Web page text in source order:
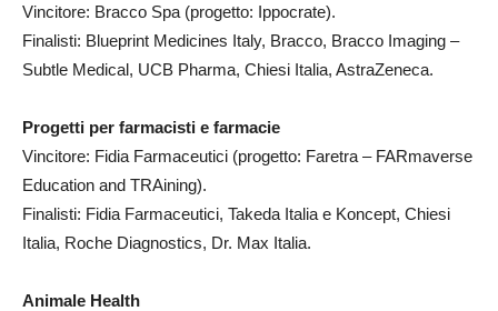
Vincitore: Bracco Spa (progetto: Ippocrate).
Finalisti: Blueprint Medicines Italy, Bracco, Bracco Imaging –
Subtle Medical, UCB Pharma, Chiesi Italia, AstraZeneca.
Progetti per farmacisti e farmacie
Vincitore: Fidia Farmaceutici (progetto: Faretra – FARmaverse
Education and TRAining).
Finalisti: Fidia Farmaceutici, Takeda Italia e Koncept, Chiesi
Italia, Roche Diagnostics, Dr. Max Italia.
Animale Health